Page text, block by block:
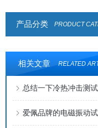
产品分类 PRODUCT
相关文章 RELATED
总结一下冷热冲击测
爱佩品牌的电磁振动